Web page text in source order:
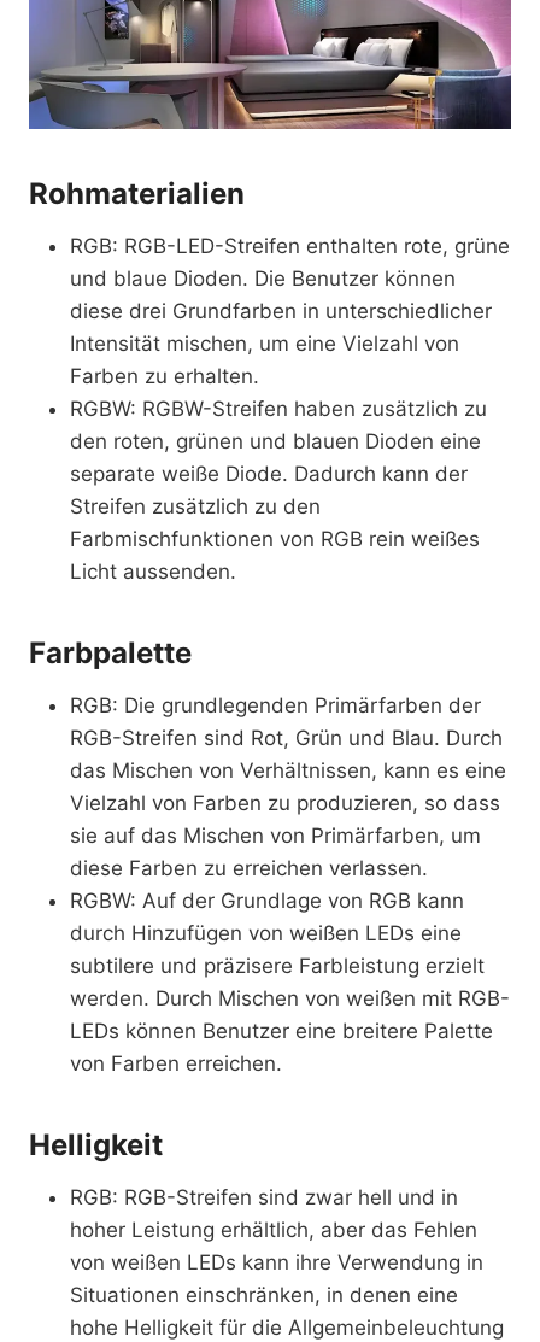
Rohmaterialien
RGB: RGB-LED-Streifen enthalten rote, grüne
und blaue Dioden. Die Benutzer können
diese drei Grundfarben in unterschiedlicher
Intensität mischen, um eine Vielzahl von
Farben zu erhalten.
RGBW: RGBW-Streifen haben zusätzlich zu
den roten, grünen und blauen Dioden eine
separate weiße Diode. Dadurch kann der
Streifen zusätzlich zu den
Farbmischfunktionen von RGB rein weißes
Licht aussenden.
Farbpalette
RGB: Die grundlegenden Primärfarben der
RGB-Streifen sind Rot, Grün und Blau. Durch
das Mischen von Verhältnissen, kann es eine
Vielzahl von Farben zu produzieren, so dass
sie auf das Mischen von Primärfarben, um
diese Farben zu erreichen verlassen.
RGBW: Auf der Grundlage von RGB kann
durch Hinzufügen von weißen LEDs eine
subtilere und präzisere Farbleistung erzielt
werden. Durch Mischen von weißen mit RGB-
LEDs können Benutzer eine breitere Palette
von Farben erreichen.
Helligkeit
RGB: RGB-Streifen sind zwar hell und in
hoher Leistung erhältlich, aber das Fehlen
von weißen LEDs kann ihre Verwendung in
Situationen einschränken, in denen eine
hohe Helligkeit für die Allgemeinbeleuchtung